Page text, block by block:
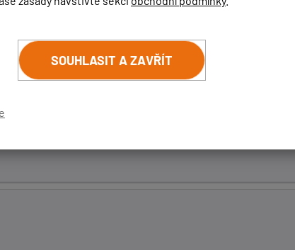
SOUHLASIT A ZAVŘÍT
Vás spolehlivě ochrání pouze toto:
g9-rx/